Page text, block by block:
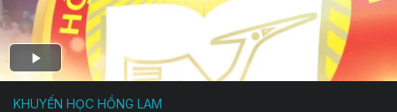
KHUYẾN HỌC HỒNG LAM